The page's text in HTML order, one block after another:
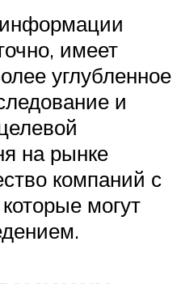
имеет
углубленное
и
на рынке
компаний с
могут